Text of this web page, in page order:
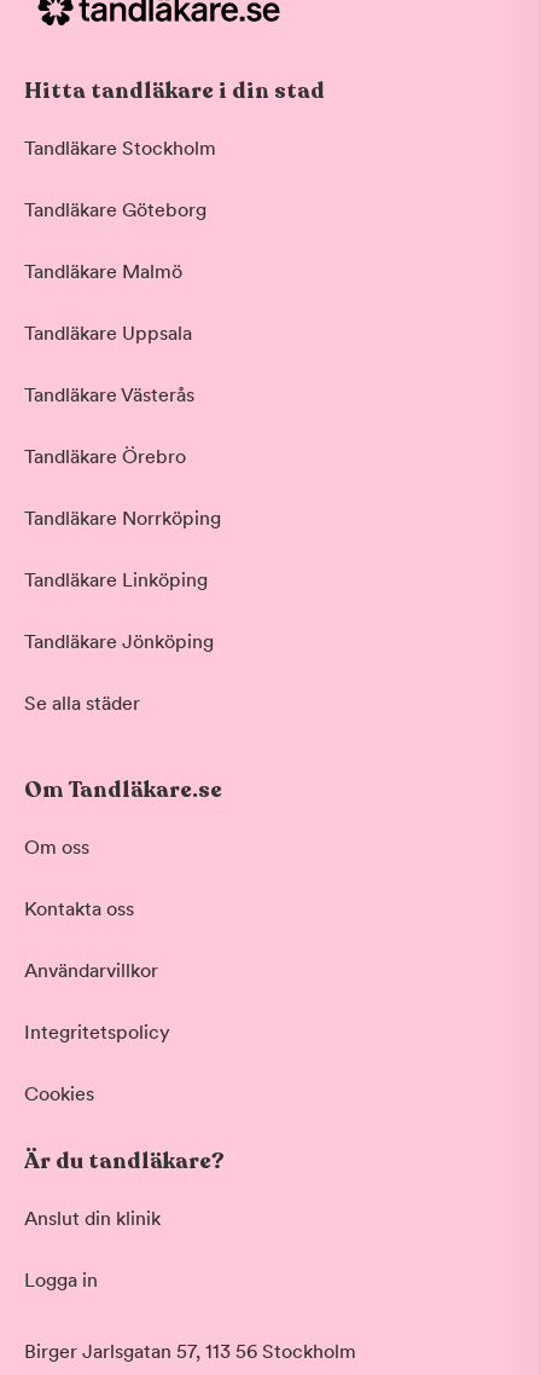
Akut tandvård
Hitta tandläkare i din stad
Tandläkare Stockholm
Tandläkare Göteborg
Tandläkare Malmö
Tandläkare Uppsala
Tandläkare Västerås
Tandläkare Örebro
Tandläkare Norrköping
Tandläkare Linköping
Tandläkare Jönköping
Se alla städer
Om Tandläkare.se
Om oss
Kontakta oss
Användarvillkor
Integritetspolicy
Cookies
Är du tandläkare?
Anslut din klinik
Logga in
Birger Jarlsgatan 57, 113 56 Stockholm